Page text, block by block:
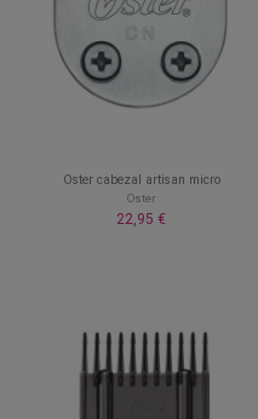
Oster cabezal artisan micro
Oster
22,95 €